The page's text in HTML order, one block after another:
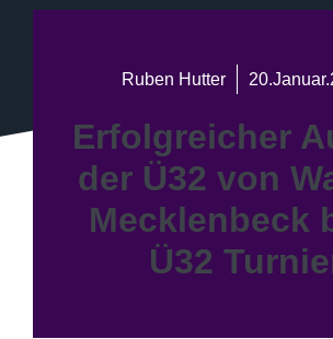
Ruben Hutter
Erfolgreicher
der Ü32 von
Mecklenbeck
Ü32